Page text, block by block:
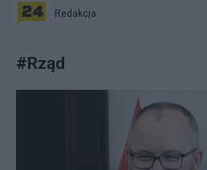
Redakcja
#Rząd